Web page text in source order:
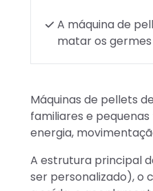
A máquina de
matar os
Máquinas de pellets
familiares e
energia,
A estrutura principal
ser personalizado), o